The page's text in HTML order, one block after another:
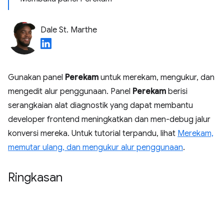
Dale St. Marthe
Gunakan panel Perekam untuk merekam, mengukur, dan
mengedit alur penggunaan. Panel Perekam berisi
serangkaian alat diagnostik yang dapat membantu
developer frontend meningkatkan dan men-debug jalur
konversi mereka. Untuk tutorial terpandu, lihat Merekam,
memutar ulang, dan mengukur alur penggunaan.
Ringkasan